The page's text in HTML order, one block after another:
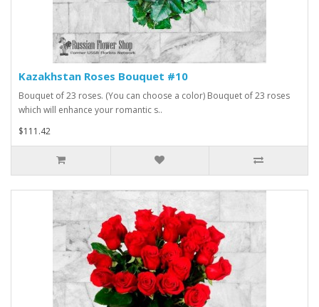
Kazakhstan Roses Bouquet #10
Bouquet of 23 roses. (You can choose a color) Bouquet of 23 roses
which will enhance your romantic s..
$111.42